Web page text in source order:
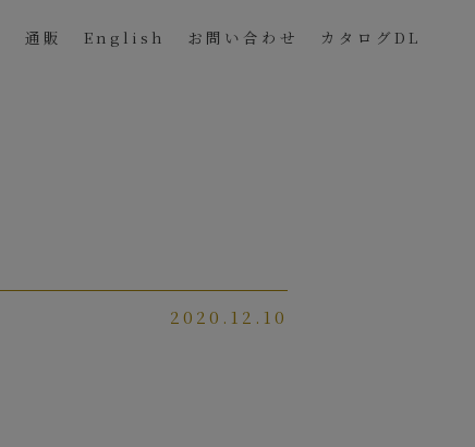
通販 English お問い合わせ カタログDL
2020.12.10